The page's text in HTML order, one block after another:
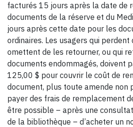
facturés 15 jours après la date de
documents de la réserve et du
jours après cette date pour les
ordinaires. Les usagers qui perdent
omettent de les retourner, ou qui
documents endommagés, doivent
125,00 $ pour couvrir le coût de
document, plus toute amende non
payer des frais de remplacement
être possible – après une
de la bibliothèque – d’acheter un